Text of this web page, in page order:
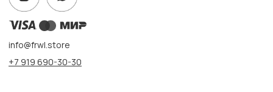
Информация
Политика конфиденциальности
Создание сайта